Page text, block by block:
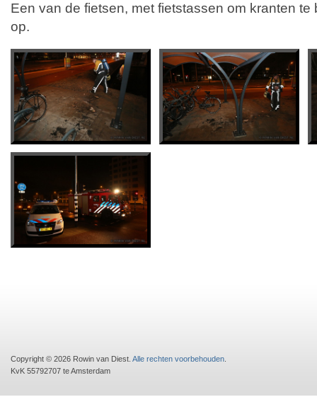
Een van de fietsen, met fietstassen om kranten
op.
Copyright © 2026 Rowin van Diest. Alle rechten voorbehouden
KvK 55792707 te Amsterdam